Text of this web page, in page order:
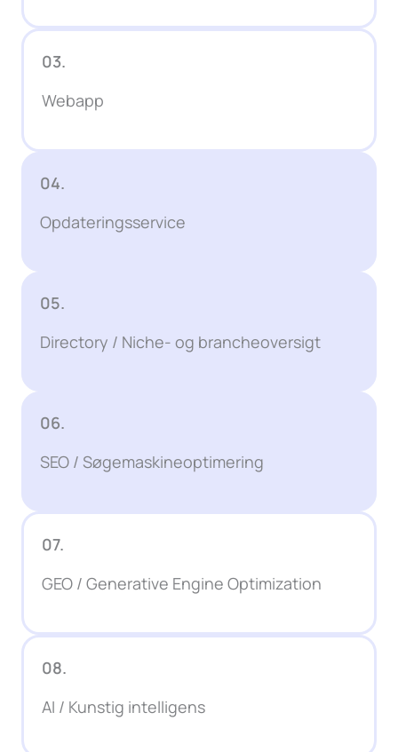
03.
Webapp
04.
Opdateringsservice
05.
Directory / Niche- og brancheoversigt
06.
SEO / Søgemaskineoptimering
07.
GEO / Generative Engine Optimization
08.
AI / Kunstig intelligens